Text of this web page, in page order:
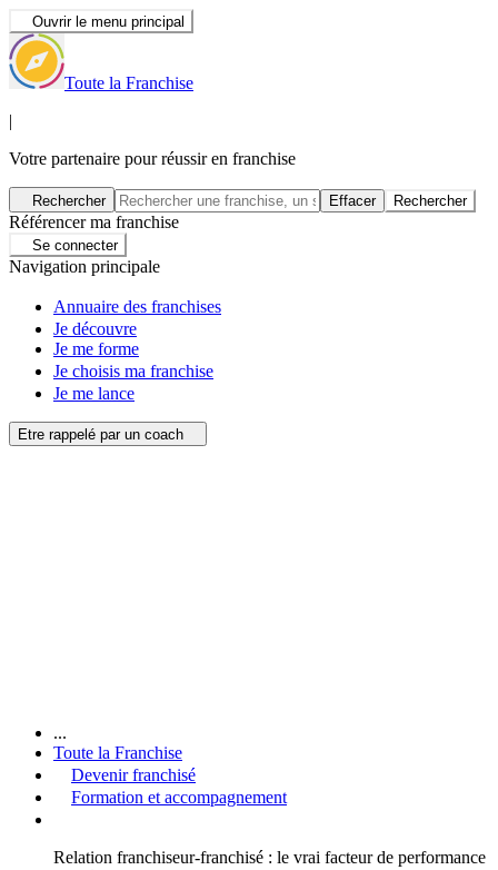
Ouvrir le menu principal
Toute la Franchise
|
Votre partenaire pour réussir en franchise
Rechercher Effacer Rechercher
Référencer ma franchise
Se connecter
Navigation principale
Annuaire des franchises
Je découvre
Je me forme
Je choisis ma franchise
Je me lance
Etre rappelé par un coach
...
Toute la Franchise
Devenir franchisé
Formation et accompagnement
Relation franchiseur-franchisé : le vrai facteur de performance